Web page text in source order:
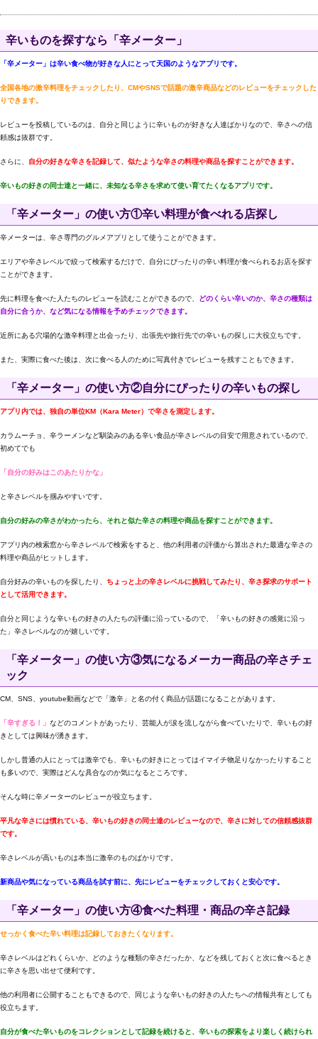
辛いものを探すなら「辛メーター」
「辛メーター」は辛い食べ物が好きな人にとって天国のようなアプリです。
全国各地の激辛料理をチェックしたり、CMやSNSで話題の激辛商品などのレビューをチェックした
りできます。
レビューを投稿しているのは、自分と同じように辛いものが好きな人達ばかりなので、辛さへの信
頼感は抜群です。
さらに、 自分の好きな辛さを記録して、似たような辛さの料理や商品を探すことができます。
辛いもの好きの同士達と一緒に、未知なる辛さを求めて使い育てたくなるアプリです。
「辛メーター」の使い方①辛い料理が食べれる店探し
辛メーターは、辛さ専門のグルメアプリとして使うことができます。
エリアや辛さレベルで絞って検索するだけで、自分にぴったりの辛い料理が食べられるお店を探す
ことができます。
先に料理を食べた人たちのレビューを読むことができるので、 どのくらい辛いのか、辛さの種類は
自分に合うか、など気になる情報を予めチェックできます。
近所にある穴場的な激辛料理と出会ったり、出張先や旅行先での辛いもの探しに大役立ちです。
また、実際に食べた後は、次に食べる人のために写真付きでレビューを残すこともできます。
「辛メーター」の使い方②自分にぴったりの辛いもの探し
アプリ内では、独自の単位KM（Kara Meter）で辛さを測定します。
カラムーチョ、辛ラーメンなど馴染みのある辛い食品が辛さレベルの目安で用意されているので、
初めてでも
「自分の好みはこのあたりかな」
と辛さレベルを掴みやすいです。
自分の好みの辛さがわかったら、それと似た辛さの料理や商品を探すことができます。
アプリ内の検索窓から辛さレベルで検索をすると、他の利用者の評価から算出された最適な辛さの
料理や商品がヒットします。
自分好みの辛いものを探したり、 ちょっと上の辛さレベルに挑戦してみたり、辛さ探求のサポート
として活用できます。
自分と同じような辛いもの好きの人たちの評価に沿っているので、「辛いもの好きの感覚に沿っ
た」辛さレベルなのが嬉しいです。
「辛メーター」の使い方③気になるメーカー商品の辛さチェ
ック
CM、SNS、youtube動画などで「激辛」と名の付く商品が話題になることがあります。
「辛すぎる！」 などのコメントがあったり、芸能人が涙を流しながら食べていたりで、辛いもの好
きとしては興味が湧きます。
しかし普通の人にとっては激辛でも、辛いもの好きにとってはイマイチ物足りなかったりすること
も多いので、実際はどんな具合なのか気になるところです。
そんな時に辛メーターのレビューが役立ちます。
平凡な辛さには慣れている、辛いもの好きの同士達のレビューなので、辛さに対しての信頼感抜群
です。
辛さレベルが高いものは本当に激辛のものばかりです。
新商品や気になっている商品を試す前に、先にレビューをチェックしておくと安心です。
「辛メーター」の使い方④食べた料理・商品の辛さ記録
せっかく食べた辛い料理は記録しておきたくなります。
辛さレベルはどれくらいか、どのような種類の辛さだったか、などを残しておくと次に食べるとき
に辛さを思い出せて便利です。
他の利用者に公開することもできるので、同じような辛いもの好きの人たちへの情報共有としても
役立ちます。
自分が食べた辛いものをコレクションとして記録を続けると、辛いもの探索をより楽しく続けられ